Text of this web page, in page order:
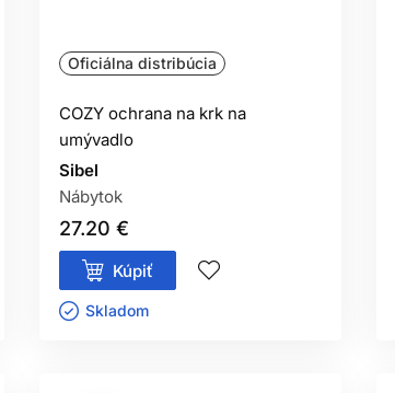
Oficiálna distribúcia
COZY ochrana na krk na
umývadlo
Sibel
Nábytok
27.20 €
Kúpiť
Skladom ㅤ